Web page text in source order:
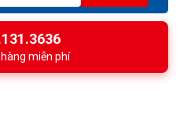
miễn phí